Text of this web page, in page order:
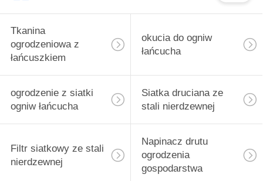
Tkanina
ogrodzeniowa z
łańcuszkiem
okucia do ogniw
łańcucha
ogrodzenie z siatki
ogniw łańcucha
Siatka druciana ze
stali nierdzewnej
Filtr siatkowy ze stali
nierdzewnej
Napinacz drutu
ogrodzenia
gospodarstwa